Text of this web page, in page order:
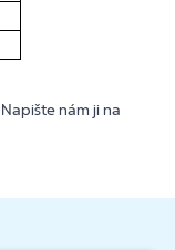
nám ji na